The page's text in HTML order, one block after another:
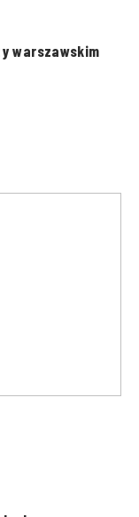
warszawskim